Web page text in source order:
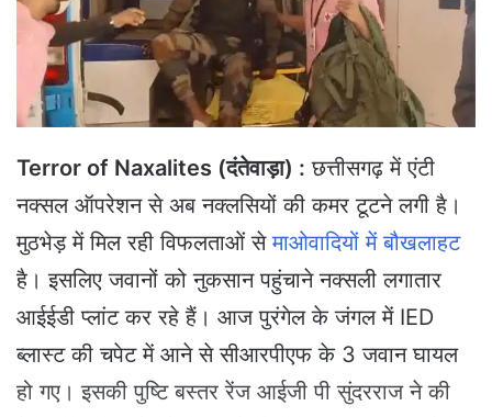
m
a
l
Terror of Naxalites (दंतेवाड़ा) : छत्तीसगढ़ में एंटी
नक्सल ऑपरेशन से अब नक्लसियों की कमर टूटने लगी है।
मुठभेड़ में मिल रही विफलताओं सेमाओवादियों में बौखलाहट
है। इसलिए जवानों को नुकसान पहुंचाने नक्सली लगातार
आईईडी प्लांट कर रहे हैं। आज पुरंगेल के जंगल में IED
ब्लास्ट की चपेट में आने से सीआरपीएफ के 3 जवान घायल
हो गए। इसकी पुष्टि बस्तर रेंज आईजी पी सुंदरराज ने की